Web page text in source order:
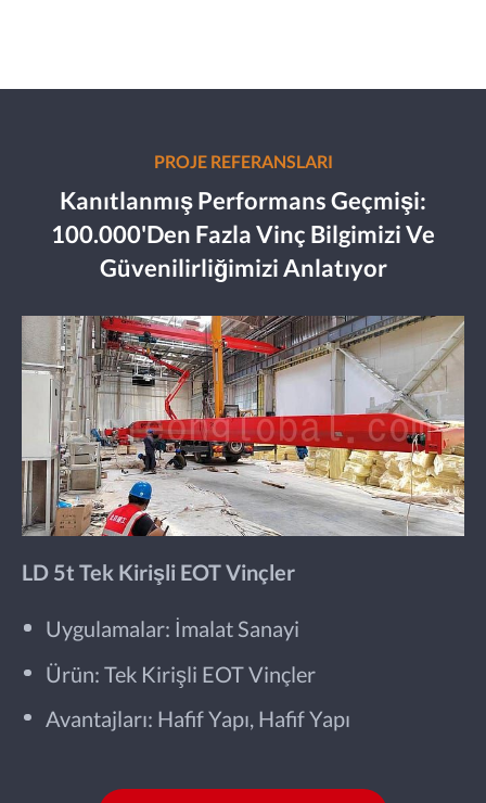
PROJE REFERANSLARI
Kanıtlanmış Performans Geçmişi:
100.000'den Fazla Vinç Bilgimizi Ve
Güvenilirliğimizi Anlatıyor
LD 5t Tek Kirişli EOT Vinçler
Uygulamalar: İmalat Sanayi
Ürün: Tek Kirişli EOT Vinçler
Avantajları: Hafif Yapı, Hafif Yapı